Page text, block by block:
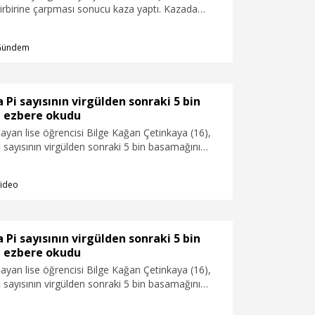
çarpması sonucu kaza yaptı. Kazada
Töre'nin arkasında yoluculuk yapan
Pi sayısının virgülden sonraki 5 bin
ezbere okudu
lise öğrencisi Bilge Kağan Çetinkaya (16),
virgülden sonraki 5 bin basamağını
hedefine ulaşmak için rakamları
Pi sayısının virgülden sonraki 5 bin
ezbere okudu
lise öğrencisi Bilge Kağan Çetinkaya (16),
virgülden sonraki 5 bin basamağını